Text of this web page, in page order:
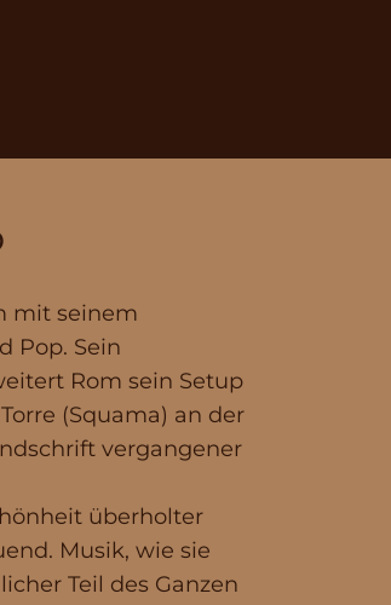
mit seinem
Pop. Sein
Rom sein Setup
(Squama) an der
vergangener
überholter
Musik, wie sie
Teil des Ganzen